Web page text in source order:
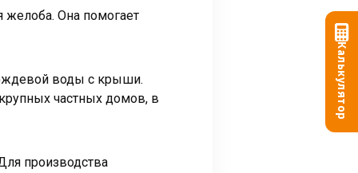
Она помогает
воды с крыши.
частных домов, в
производства
Калькулятор